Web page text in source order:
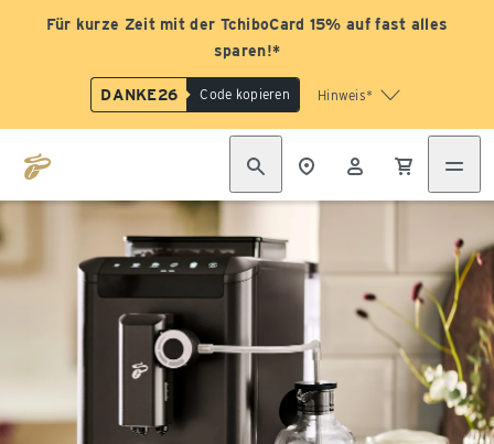
Für kurze Zeit mit der TchiboCard 15% auf fast alles
sparen!*
DANKE26 Code kopieren Hinweis*